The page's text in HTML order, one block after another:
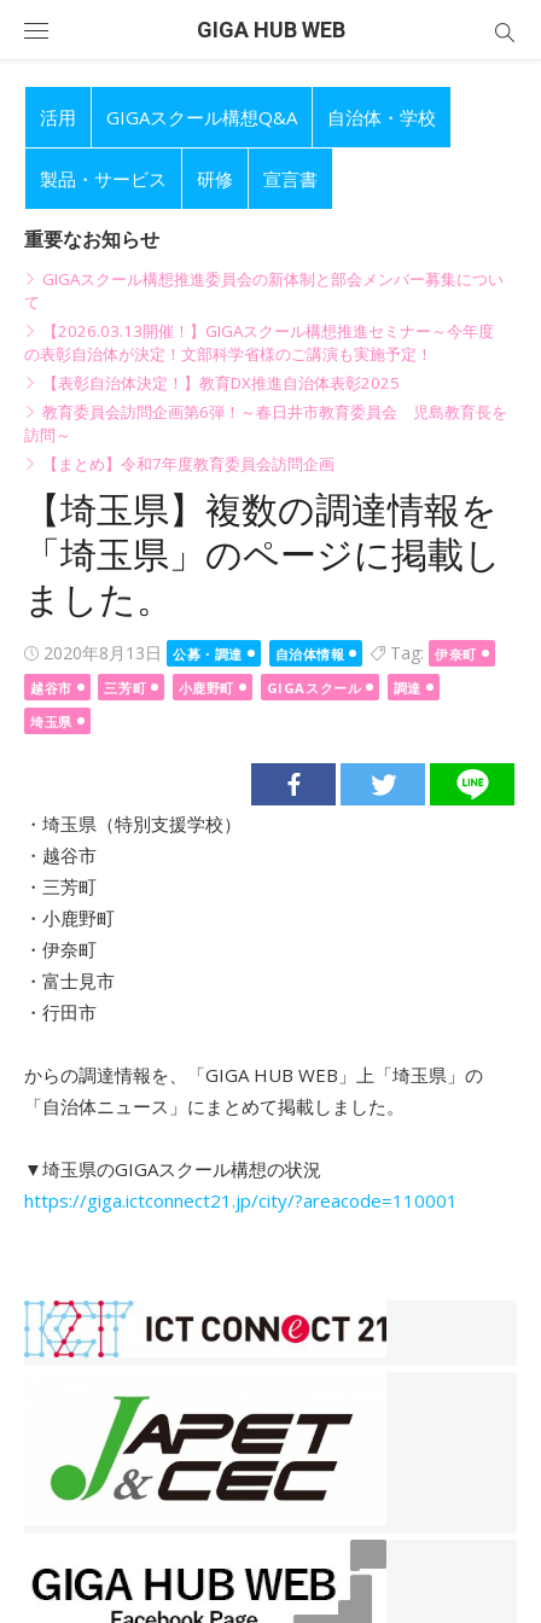
GIGA HUB WEB
活用 GIGAスクール構想Q&A 自治体・学校
製品・サービス 研修 宣言書
重要なお知らせ
GIGAスクール構想推進委員会の新体制と部会メンバー募集につい
て
【2026.03.13開催！】GIGAスクール構想推進セミナー～今年度
の表彰自治体が決定！文部科学省様のご講演も実施予定！
【表彰自治体決定！】教育DX推進自治体表彰2025
教育委員会訪問企画第6弾！～春日井市教育委員会 児島教育長を
訪問～
【まとめ】令和7年度教育委員会訪問企画
【埼玉県】複数の調達情報を
「埼玉県」のページに掲載し
ました。
Posted
on
2020年8月13日 公募・調達 自治体情報 Tag:
伊奈町
越谷市
三芳町 小鹿野町 GIGAスクール
調達
埼玉県
・埼玉県（特別支援学校）
・越谷市
・三芳町
・小鹿野町
・伊奈町
・富士見市
・行田市
からの調達情報を、「GIGA HUB WEB」上「埼玉県」の
「自治体ニュース」にまとめて掲載しました。
▼埼玉県のGIGAスクール構想の状況
https://giga.ictconnect21.jp/city/?areacode=110001